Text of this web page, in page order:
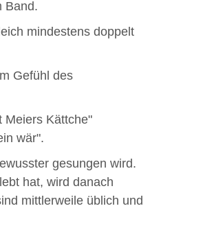
Band.
mindestens doppelt
Gefühl des
Meiers Kättche"
wär".
gesungen wird.
hat, wird danach
mittlerweile üblich und